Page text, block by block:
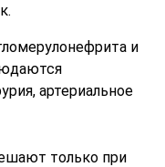
и
артериальное
только при